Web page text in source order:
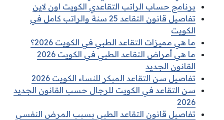
برنامج حساب الراتب التقاعدي الكويت اون لاين
تفاصيل قانون التقاعد 25 سنة والراتب كامل في
الكويت
ما هي مميزات التقاعد الطبي في الكويت 2026؟
ما هي أمراض التقاعد الطبي في الكويت 2026
القانون الجديد
تفاصيل سن التقاعد المبكر للنساء الكويت 2026
سن التقاعد في الكويت للرجال حسب القانون الجديد
2026
تفاصيل قانون التقاعد الطبي بسبب المرض النفسي